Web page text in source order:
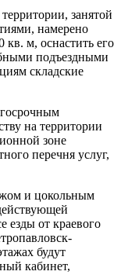
занятой
намерено
кв. м, оснастить его
подъездными
складские
на территории
зоне
перечня услуг,
и цокольным
езды от краевого
будут
кабинет,